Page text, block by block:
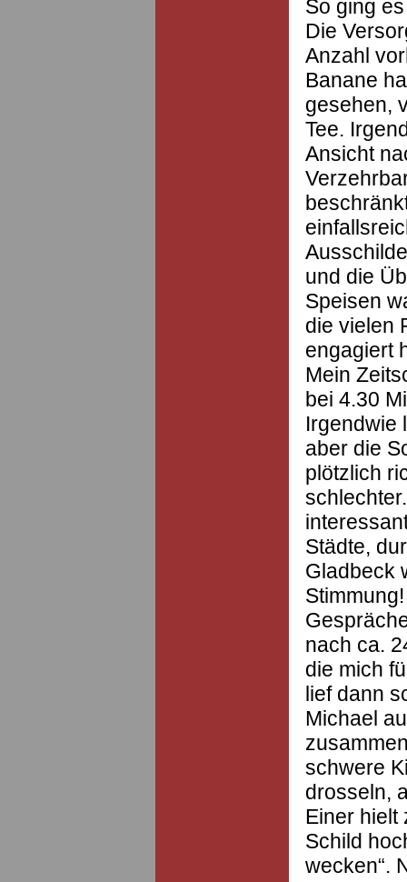
So ging
Die
Anzahl
Banane
gesehen,
Tee.
Ansicht
und die
Speisen
die vielen
engagiert
Mein
bei 4.30
Irgendwie
aber die
plötzlich
Städte,
Gladbeck
nach ca.
die mich
lief dann
Michael
schwere
drosseln,
Einer hielt
Schild
wecken“.